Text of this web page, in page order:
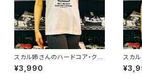
スカル姉さんのハードコア・クラ
ブ・バンド ドクロ Tシャツ メン
ズ レディース スカル ホワイト
¥3,990
スカル
ヴニン
の憂